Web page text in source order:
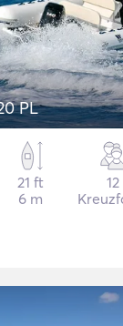
PL
21 ft
6 m
12